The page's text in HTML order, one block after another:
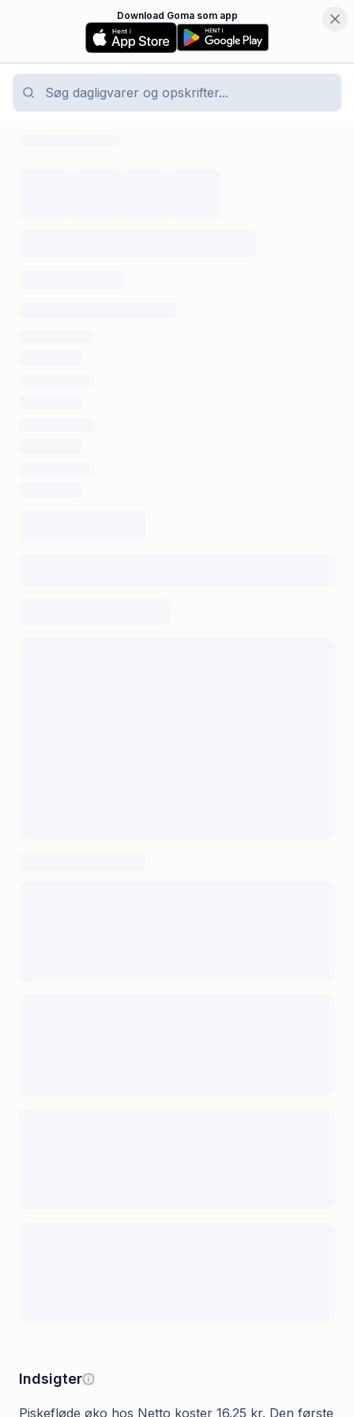
Download Goma som app
Indsigter
Piskefløde øko hos Netto koster 16.25 kr. Den første